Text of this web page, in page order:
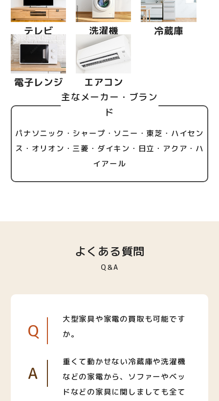
テレビ 洗濯機 冷蔵庫
電子レンジ エアコン
主なメーカー・ブラン
ド
パナソニック・シャープ・ソニー・東芝・ハイセン
ス・オリオン・三菱・ダイキン・日立・アクア・ハ
イアール
よくある質問
Q＆A
Q
大型家具や家電の買取も可能です
か。
A
重くて動かせない冷蔵庫や洗濯機
などの家電から、ソファーやベッ
ドなどの家具に関しましても全て